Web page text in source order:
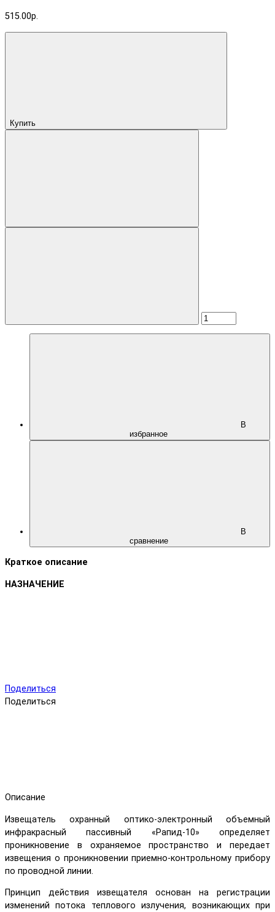
515.00р.
Купить
В
избранное
В
сравнение
Краткое описание
НАЗНАЧЕНИЕ
Поделиться
Поделиться
Описание
Извещатель охранный оптико-электронный объемный
инфракрасный пассивный «Рапид-10» определяет
проникновение в охраняемое пространство и передает
извещения о проникновении приемно-контрольному прибору
по проводной линии.
Принцип действия извещателя основан на регистрации
изменений потока теплового излучения, возникающих при